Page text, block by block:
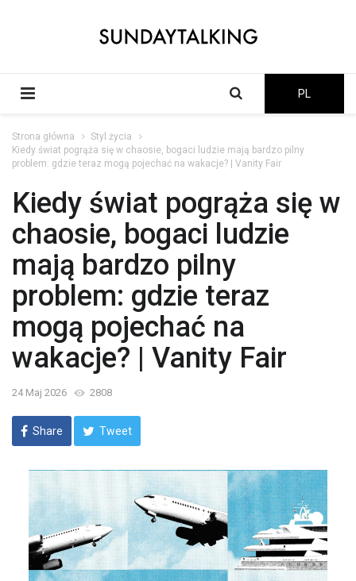
PL
Strona główna
Styl życia
Kiedy świat pogrąża się w chaosie, bogaci ludzie mają bardzo pilny
problem: gdzie teraz mogą pojechać na wakacje? | Vanity Fair
Kiedy świat pogrąża się w
chaosie, bogaci ludzie
mają bardzo pilny
problem: gdzie teraz
mogą pojechać na
wakacje? | Vanity Fair
24 Maj 2026 2808
Share Tweet